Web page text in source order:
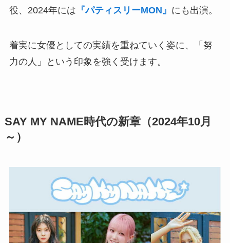
役、2024年には 『パティスリーMON』 にも出演。
着実に女優としての実績を重ねていく姿に、「努
力の人」という印象を強く受けます。
SAY MY NAME時代の新章（2024年10月
～）